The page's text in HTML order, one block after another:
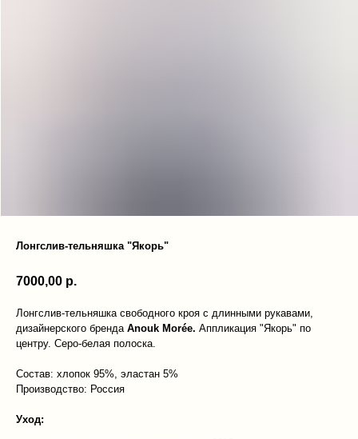
Лонгслив-тельняшка "Якорь"
7000,00 р.
Лонгслив-тельняшка свободного кроя с длинными рукавами,
дизайнерского бренда Anouk Morée. Аппликация "Якорь" по
центру. Серо-белая полоска.
Состав: хлопок 95%, эластан 5%
Производство: Россия
Уход: